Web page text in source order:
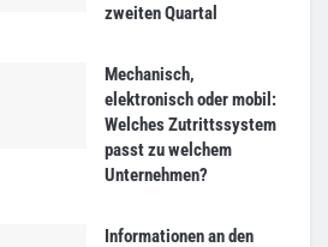
zweiten Quartal
Mechanisch,
elektronisch oder mobil:
Welches Zutrittssystem
passt zu welchem
Unternehmen?
Informationen an den